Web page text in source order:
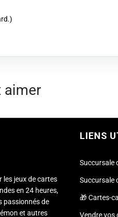
aimer
les jeux de cartes
en 24 heures,
passionnés de
et autres
LIENS
Succursale
Succursale
🎁 Cartes-
Vendre vos